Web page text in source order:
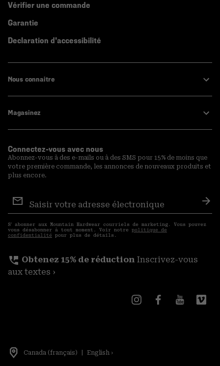
Vérifier une commande
Garantie
Declaration d'accessibilité
Nous connaitre
Magasinez
Connectez-vous avec nous
Abonnez-vous à des e-mails ou à des SMS pour 15% de moins que
votre première commande, les annonces de nouveaux produits et
plus encore.
aux
courriels
S′ abonner aux Mountain Hardwear courriels de marketing. Vous pouvez
vous désabonner à tout moment. Voir notre politique de
confidentialité pour plus de détails.
perm_phone_msg Obtenez 15% de réduction Inscrivez-vous
aux textes ›
Canada (français) English ›